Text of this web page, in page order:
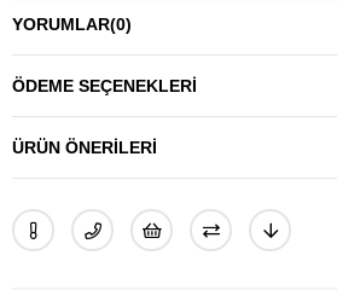
YORUMLAR(0)
ÖDEME SEÇENEKLERI
ÜRÜN ÖNERILERI